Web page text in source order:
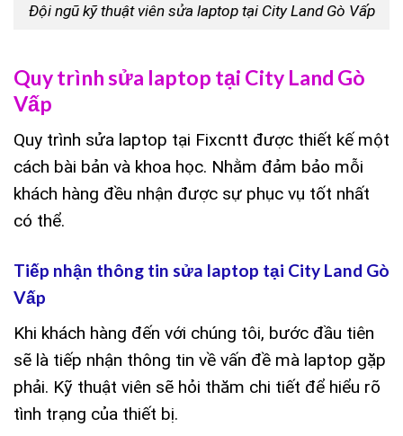
Đội ngũ kỹ thuật viên sửa laptop tại City Land Gò Vấp
Quy trình sửa laptop tại City Land Gò
Vấp
Quy trình sửa laptop tại Fixcntt được thiết kế một
cách bài bản và khoa học. Nhằm đảm bảo mỗi
khách hàng đều nhận được sự phục vụ tốt nhất
có thể.
Tiếp nhận thông tin sửa laptop tại City Land Gò
Vấp
Khi khách hàng đến với chúng tôi, bước đầu tiên
sẽ là tiếp nhận thông tin về vấn đề mà laptop gặp
phải. Kỹ thuật viên sẽ hỏi thăm chi tiết để hiểu rõ
tình trạng của thiết bị.